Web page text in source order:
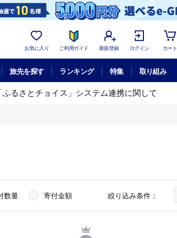
お気に入り ご利用ガイド 新規登録 ログイン カート
旅先を探す ランキング 特集 取り組み
ふるさとチョイス」システム連携に関して
数量 寄付金額 絞り込み条件：